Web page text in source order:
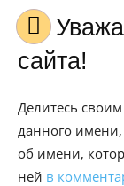
Уважаемые гости нашего
сайта!
Делитесь
данного имени,
об имени,
ней в